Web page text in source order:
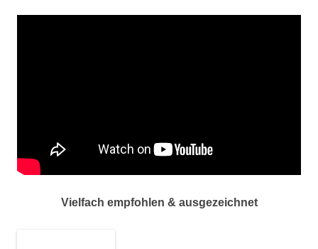
Vielfach empfohlen & ausgezeichnet